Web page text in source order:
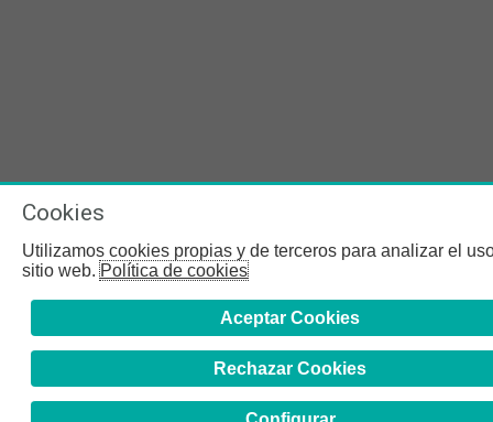
Cookies
Utilizamos cookies propias y de terceros para analizar el
sitio web.Política de cookies
Aceptar Cookies
Rechazar Cookies